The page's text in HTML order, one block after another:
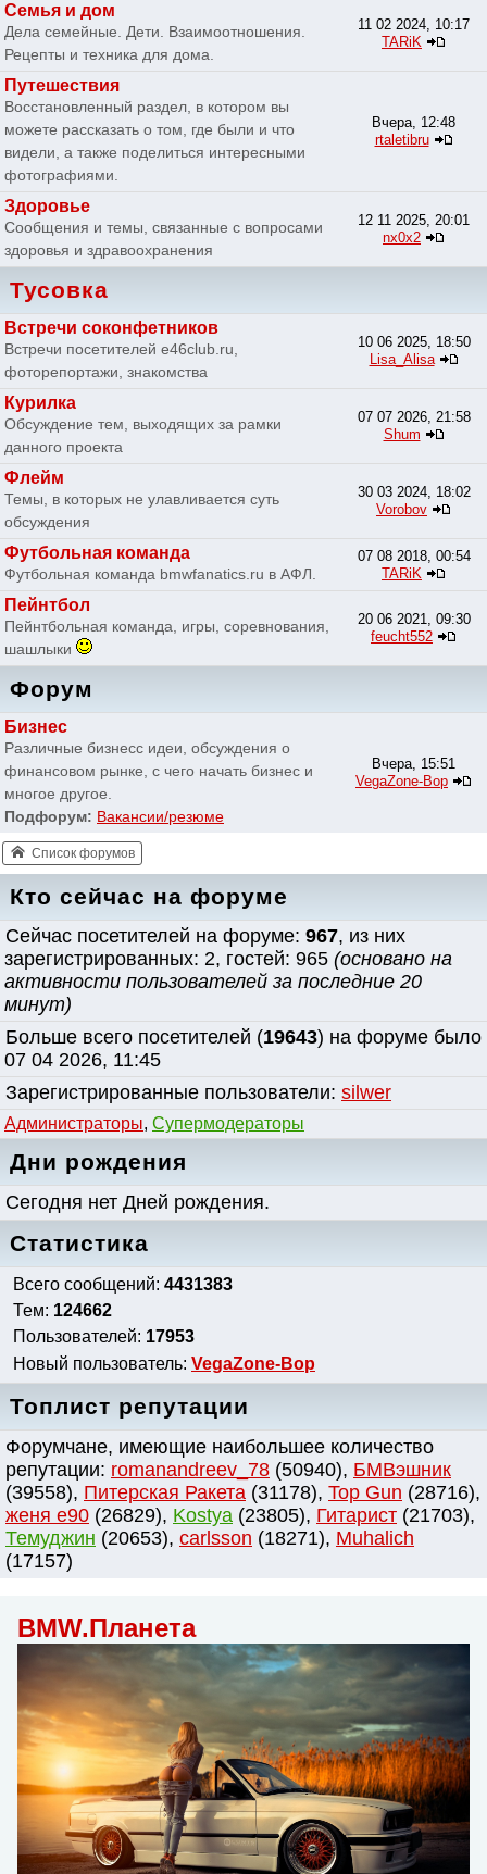
Кто сейчас на форуме
Сейчас посетителей на форуме: 967, из них
зарегистрированных: 2, гостей: 965 (основано на
активности пользователей за последние 20
минут)
Больше всего посетителей (19643) на форуме было
07 04 2026, 11:45
Зарегистрированные пользователи: silwer
Администраторы, Супермодераторы
Дни рождения
Сегодня нет Дней рождения.
Статистика
Всего сообщений: 4431383
Тем: 124662
Пользователей: 17953
Новый пользователь: VegaZone-Bop
Топлист репутации
Форумчане, имеющие наибольшее количество
репутации: romanandreev_78 (50940), БМВэшник
(39558), Питерская Ракета (31178), Top Gun (28716),
женя e90 (26829), Kostya (23805), Гитарист (21703),
Темуджин (20653), сarlsson (18271), Muhalich
(17157)
BMW.Планета
Семья и дом
Дела семейные. Дети. Взаимоотношения.
Рецепты и техника для дома.
11 02 2024, 10:17
TARiK
Путешествия
Восстановленный раздел, в котором вы
можете рассказать о том, где были и что
видели, а также поделиться интересными
фотографиями.
Вчера, 12:48
rtaletibru
Здоровье
Сообщения и темы, связанные с вопросами
здоровья и здравоохранения
12 11 2025, 20:01
nx0x2
Тусовка
Встречи соконфетников
Встречи посетителей e46club.ru,
фоторепортажи, знакомства
10 06 2025, 18:50
Lisa_Alisa
Курилка
Обсуждение тем, выходящих за рамки
данного проекта
07 07 2026, 21:58
Shum
Флейм
Темы, в которых не улавливается суть
обсуждения
30 03 2024, 18:02
Vorobov
Футбольная команда
Футбольная команда bmwfanatics.ru в АФЛ.
07 08 2018, 00:54
TARiK
Пейнтбол
Пейнтбольная команда, игры, соревнования,
шашлыки
20 06 2021, 09:30
feucht552
Форум
Бизнес
Различные бизнесс идеи, обсуждения о
финансовом рынке, с чего начать бизнес и
многое другое.
Подфорум: Вакансии/резюме
Вчера, 15:51
VegaZone-Bop
Список форумов